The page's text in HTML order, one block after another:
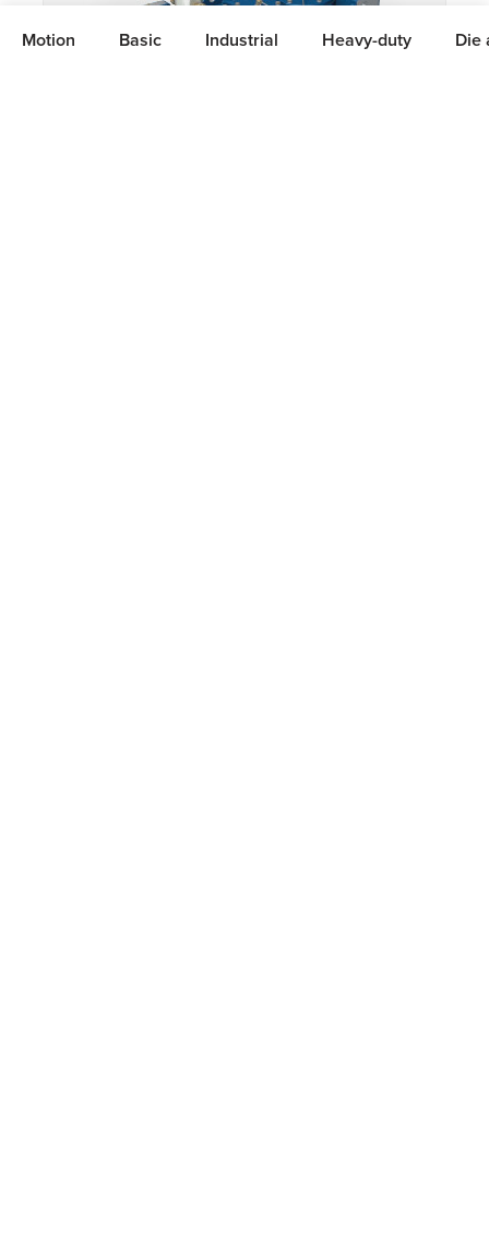
Motion Basic Industrial Heavy-duty Die